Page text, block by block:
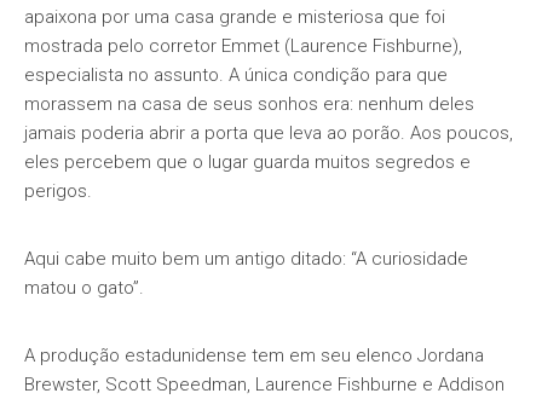
apaixona por uma casa grande e misteriosa que foi
mostrada pelo corretor Emmet (Laurence Fishburne),
especialista no assunto. A única condição para que
morassem na casa de seus sonhos era: nenhum deles
jamais poderia abrir a porta que leva ao porão. Aos poucos,
eles percebem que o lugar guarda muitos segredos e
perigos.
Aqui cabe muito bem um antigo ditado: “A curiosidade
matou o gato”.
A produção estadunidense tem em seu elenco Jordana
Brewster, Scott Speedman, Laurence Fishburne e Addison